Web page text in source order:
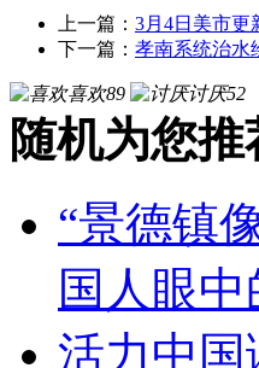
上一篇： 3月4日美市更
下一篇： 孝南系统治水
喜欢89 讨厌52
随机为您推
“景德镇
国人眼中
活力中国